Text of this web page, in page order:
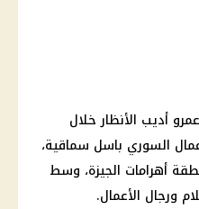
أديب الأنظار خلال
السوري باسل سماقية،
أهرامات الجيزة، وسط
ورجال الأعمال.